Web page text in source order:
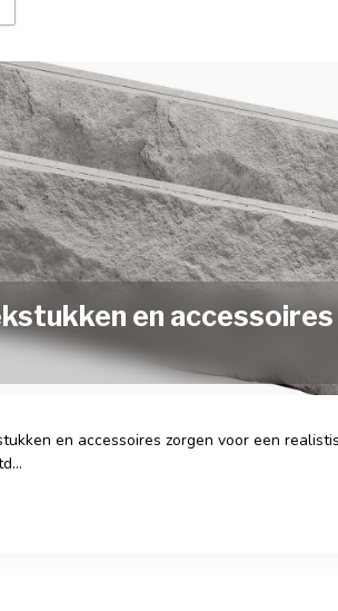
en
en accessoires zorgen voor een